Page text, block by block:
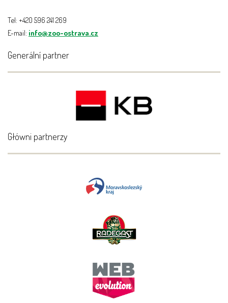
Tel: +420 596 241 269
E-mail: info@zoo-ostrava.cz
Generální partner
Główni partnerzy